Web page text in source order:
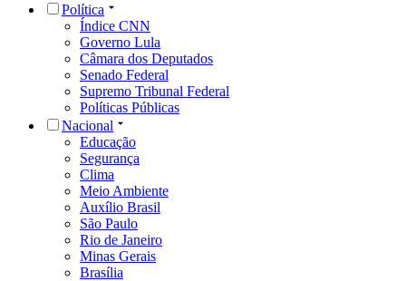
Política
Índice CNN
Governo Lula
Câmara dos Deputados
Senado Federal
Supremo Tribunal Federal
Políticas Públicas
Nacional
Educação
Segurança
Clima
Meio Ambiente
Auxílio Brasil
São Paulo
Rio de Janeiro
Minas Gerais
Brasília